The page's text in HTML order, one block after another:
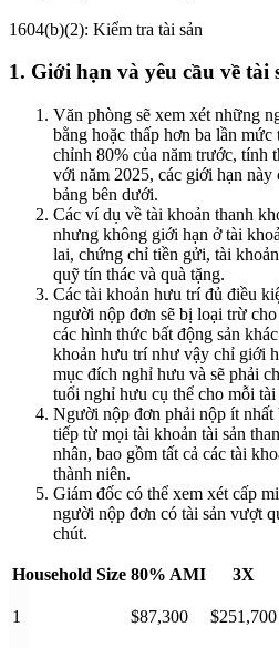
1604(b)(2): Kiểm tra tài sản
1. Giới hạn và yêu cầu về tài
Văn phòng sẽ xem xét những
bằng hoặc thấp hơn ba lần
chỉnh 80% của năm trước, tính
với năm 2025, các giới hạn
bảng bên dưới.
Các ví dụ về tài khoản thanh
nhưng không giới hạn ở tài
lai, chứng chỉ tiền gửi, tài
quỹ tín thác và quà tặng.
Các tài khoản hưu trí đủ điều
người nộp đơn sẽ bị loại trừ
các hình thức bất động sản
khoản hưu trí như vậy chỉ giới
mục đích nghỉ hưu và sẽ phải
tuổi nghỉ hưu cụ thể cho mỗi tài
Người nộp đơn phải nộp ít nhất
tiếp từ mọi tài khoản tài sản
nhân, bao gồm tất cả các tài
thành niên.
Giám đốc có thể xem xét cấp
người nộp đơn có tài sản vượt
chút.
Household Size 80% AMI 3X
1 $87,300 $251,700